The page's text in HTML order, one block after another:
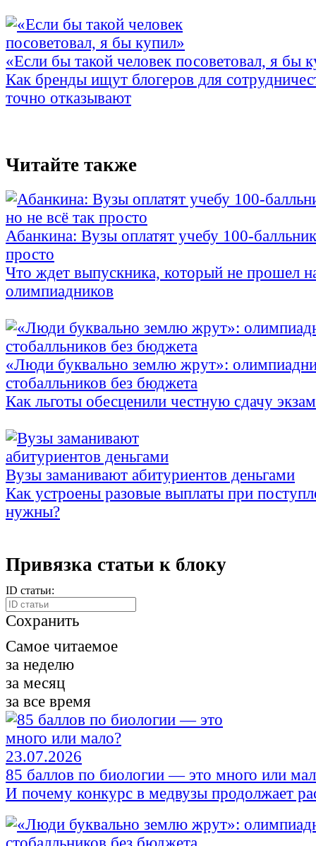
«Если бы такой человек посоветовал, я бы
Как бренды ищут блогеров для
точно отказывают
Читайте также
Абанкина: Вузы оплатят учебу 100-
просто
Что ждет выпускника, который не прошел
олимпиадников
«Люди буквально землю жрут»:
стобалльников без бюджета
Как льготы обесценили честную сдачу
Вузы заманивают абитуриентов деньгами
Как устроены разовые выплаты при
нужны?
Привязка статьи к блоку
ID статьи:
Сохранить
Самое читаемое
за неделю
за месяц
за все время
23.07.2026
85 баллов по биологии — это много или
И почему конкурс в медвузы продолжает